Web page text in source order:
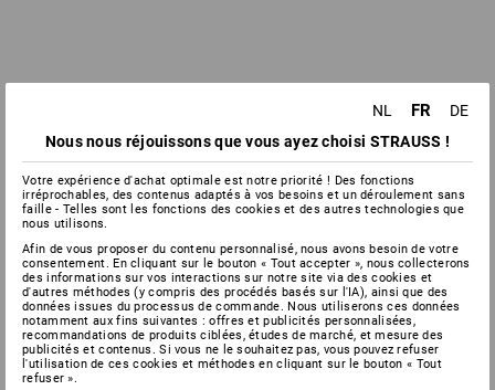
NL FR
DE
Nous nous réjouissons que vous ayez choisi STRAUSS !
Votre expérience d'achat optimale est notre priorité ! Des fonctions
irréprochables, des contenus adaptés à vos besoins et un déroulement sans
faille - Telles sont les fonctions des cookies et des autres technologies que
nous utilisons.
Afin de vous proposer du contenu personnalisé, nous avons besoin de votre
consentement. En cliquant sur le bouton « Tout accepter », nous collecterons
des informations sur vos interactions sur notre site via des cookies et
d'autres méthodes (y compris des procédés basés sur l'IA), ainsi que des
données issues du processus de commande. Nous utiliserons ces données
notamment aux fins suivantes : offres et publicités personnalisées,
recommandations de produits ciblées, études de marché, et mesure des
publicités et contenus. Si vous ne le souhaitez pas, vous pouvez refuser
l'utilisation de ces cookies et méthodes en cliquant sur le bouton « Tout
refuser ».